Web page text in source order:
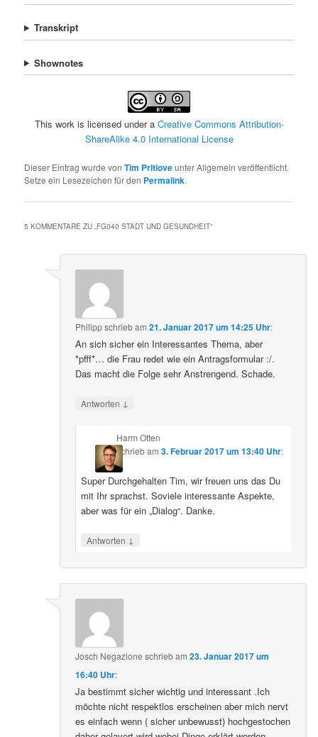
Transkript
Shownotes
This work is licensed under a Creative Commons Attribution-
ShareAlike 4.0 International License
Dieser Eintrag wurde vonTim Pritloveunter Allgemein veröffentlicht.
Setze ein Lesezeichen für den Permalink.
5 KOMMENTARE ZU „FG040 STADT UND GESUNDHEIT“
Philippschriebam21. Januar 2017 um 14:25 Uhr:
An sich sicher ein Interessantes Thema, aber
*pfff*… die Frau redet wie ein Antragsformular :/.
Das macht die Folge sehr Anstrengend. Schade.
Antworten ↓
Harm Otten
schriebam 3. Februar 2017 um 13:40 Uhr:
Super Durchgehalten Tim, wir freuen uns das Du
mit Ihr sprachst. Soviele interessante Aspekte,
aber was für ein „Dialog“. Danke.
Antworten ↓
Josch Negazione schriebam23. Januar 2017 um
16:40 Uhr:
Ja bestimmt sicher wichtig und interessant .Ich
möchte nicht respektlos erscheinen aber mich nervt
es einfach wenn ( sicher unbewusst) hochgestochen